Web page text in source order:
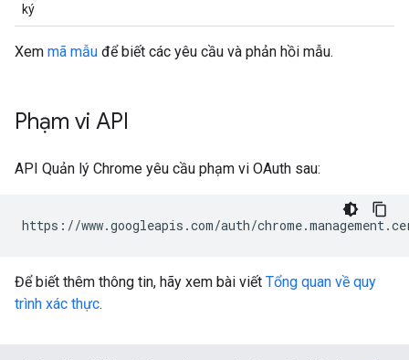
ký
Xem mã mẫu để biết các yêu cầu và phản hồi mẫu.
Phạm vi API
API Quản lý Chrome yêu cầu phạm vi OAuth sau:
Để biết thêm thông tin, hãy xem bài viết Tổng quan về quy
trình xác thực.